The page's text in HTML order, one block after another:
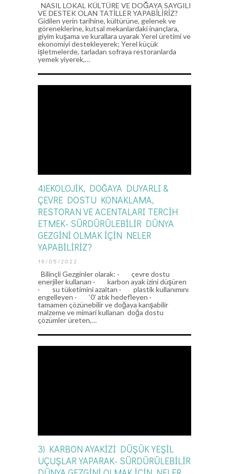
NASIL LOKAL KÜLTÜRE VE DOĞAYA SAYGILI
VE DESTEK OLAN TATİLLER YAPABİLİRİZ?
Gidilen yerin tarihine, kültürüne, gelenek ve
göreneklerine, kutsal mekanlardaki inançlara,
giyim kuşama ve kurallara uyarak Yerel üretimi ve
ekonomiyi destekleyerek; Yerel küçük
işletmelerde, tarladan sofraya restoranlarda
yemek yiyerek,…
4)EKOLOJİK, DOĞAYA DUYARLI &
ÇEVRE DOSTU KONAKLAMA,
RESTORAN VE ACENTALARI TERCİH
ETMEK- SÜRDÜRÜLEBİLİR DÜNYA
GEZGİNİ OLMAK İÇİN NELER
YAPABİLİRİZ?
19/05/2022
Bilinçli Gezginler olarak: · çevre dostu
enerjiler kullanan · karbon ayak izini düşüren
· su tüketimini azaltan · plastik kullanımını
engelleyen · ‘0’ atık hedefleyen ·
tamamen çözünebilir ve doğaya karışabilir
malzeme ve mimari kullanan doğa dostu
çözümler üreten,…
3) KARBON AYAKİZİ DÜŞÜK YEŞİL
UÇUŞLAR YAPARAK- SÜRDÜRÜLEBİLİR